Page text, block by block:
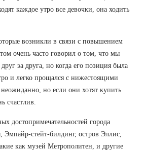
каждое утро все девочки, она ходить
возникли в связи с повышением
очень часто говорил о том, что мы
за друга, но когда его позиция была
и легко прощался с нижестоящими
но если они хотят купить
счастлив.
достопримечательностей города
Эмпайр-стейт-билдинг, остров Эллис,
как музей Метрополитен, и другие